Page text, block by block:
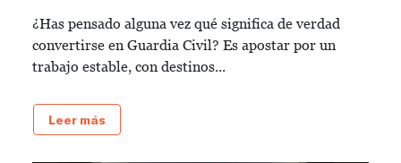
¿Has pensado alguna vez qué significa de verdad
convertirse en Guardia Civil? Es apostar por un
trabajo estable, con destinos...
Leer más